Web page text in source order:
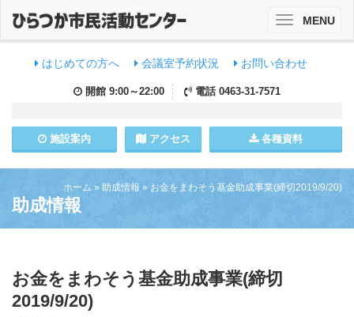
はじめての方へ 会議室予約状況 お問い合わせ
開館 9:00～22:00 電話 0463-31-7571
施設案内 アクセス 各種資料
ToggleMENU
ホーム » 助成情報 » お金をまわそう基金助成事業(締切2019/9/20)
助成情報
お金をまわそう基金助成事業(締切
2019/9/20)